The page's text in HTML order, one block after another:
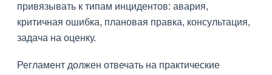
привязывать к типам инцидентов: авария,
критичная ошибка, плановая правка, консультация,
задача на оценку.
Регламент должен отвечать на практические